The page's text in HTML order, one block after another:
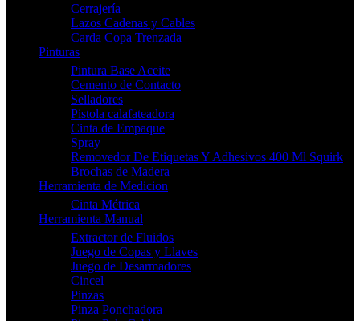
Cerrajería
Lazos Cadenas y Cables
Carda Copa Trenzada
Pinturas
Pintura Base Aceite
Cemento de Contacto
Selladores
Pistola calafateadora
Cinta de Empaque
Spray
Removedor De Etiquetas Y Adhesivos 400 Ml Squirk
Brochas de Madera
Herramienta de Medicion
Cinta Métrica
Herramienta Manual
Extractor de Fluidos
Juego de Copas y Llaves
Juego de Desarmadores
Cincel
Pinzas
Pinza Ponchadora